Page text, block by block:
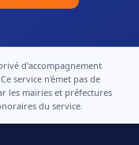
d'accompagnement
service n'émet pas de
les mairies et préfectures
du service.